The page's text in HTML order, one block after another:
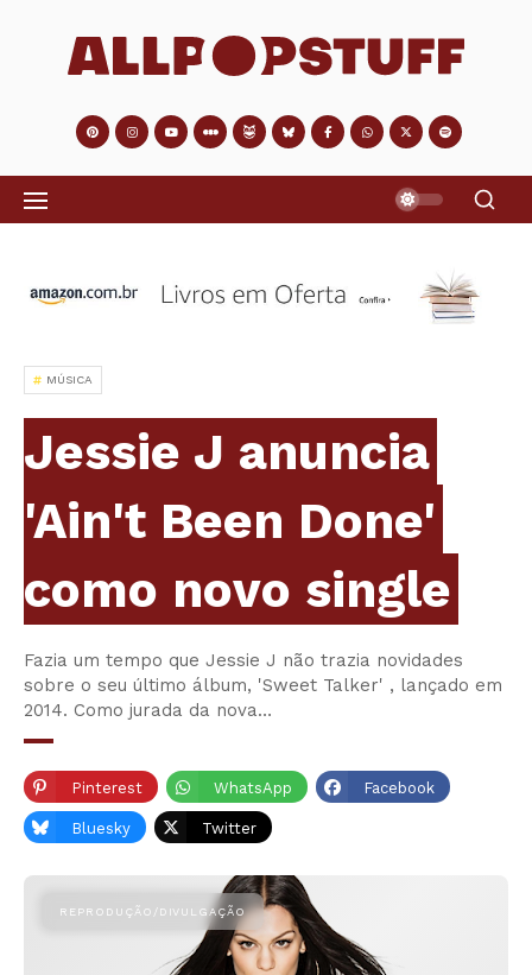
MÚSICA
Jessie J anuncia
'Ain't Been Done'
como novo single
Fazia um tempo que Jessie J não trazia novidades
sobre o seu último álbum, 'Sweet Talker' , lançado em
2014. Como jurada da nova…
Pinterest WhatsApp Facebook
Bluesky Twitter